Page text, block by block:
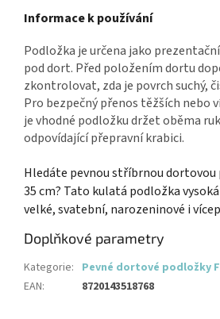
Informace k používání
Podložka je určena jako
pod dort. Před položením dortu
zkontrolovat, zda je povrch suchý,
Pro bezpečný přenos těžších nebo
je vhodné podložku držet oběma
odpovídající přepravní krabici.
Hledáte pevnou stříbrnou dortovou
35 cm? Tato kulatá podložka
velké, svatební, narozeninové i
Doplňkové parametry
Kategorie: Pevné dortové podložky
EAN: 8720143518768